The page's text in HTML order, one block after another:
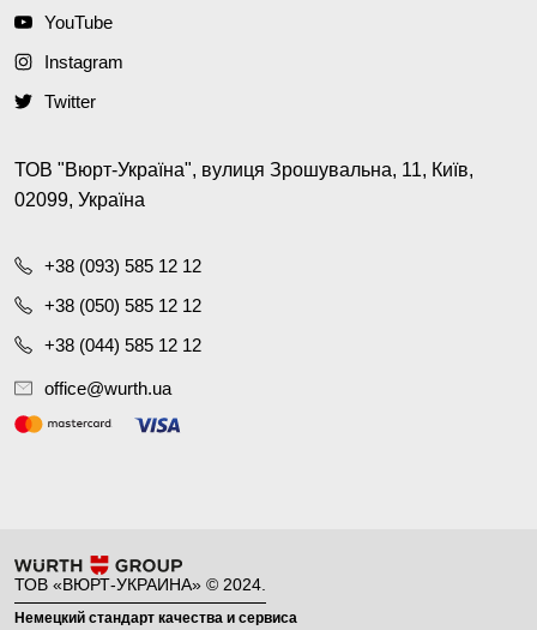
YouTube
Instagram
Twitter
ТОВ "Вюрт-Україна", вулиця Зрошувальна, 11, Київ,
02099, Україна
+38 (093) 585 12 12
+38 (050) 585 12 12
+38 (044) 585 12 12
office@wurth.ua
ТОВ «ВЮРТ-УКРАИНА» © 2024.
Немецкий стандарт качества и сервиса